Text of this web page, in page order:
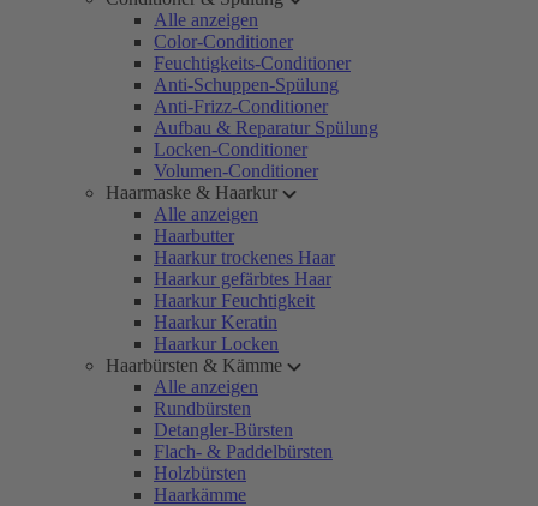
Alle anzeigen
Color-Conditioner
Feuchtigkeits-Conditioner
Anti-Schuppen-Spülung
Anti-Frizz-Conditioner
Aufbau & Reparatur Spülung
Locken-Conditioner
Volumen-Conditioner
Haarmaske & Haarkur
Alle anzeigen
Haarbutter
Haarkur trockenes Haar
Haarkur gefärbtes Haar
Haarkur Feuchtigkeit
Haarkur Keratin
Haarkur Locken
Haarbürsten & Kämme
Alle anzeigen
Rundbürsten
Detangler-Bürsten
Flach- & Paddelbürsten
Holzbürsten
Haarkämme